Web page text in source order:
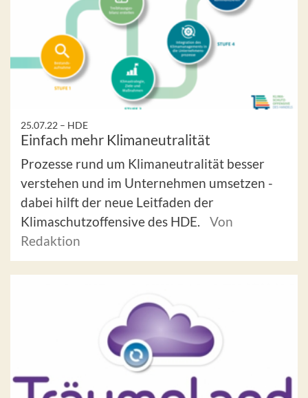
25.07.22 – HDE
Einfach mehr Klimaneutralität
Prozesse rund um Klimaneutralität besser
verstehen und im Unternehmen umsetzen -
dabei hilft der neue Leitfaden der
Klimaschutzoffensive des HDE.
Von
Redaktion